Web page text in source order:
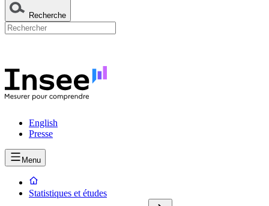
Recherche
English
Presse
Menu
Statistiques et études